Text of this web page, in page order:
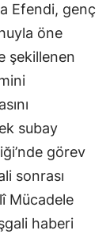
Efendi, genç
öne
şekillenen
subay
görev
sonrası
Mücadele
haberi